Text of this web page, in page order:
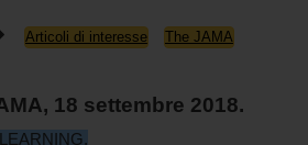
Articoli di interesse The JAMA
18 settembre 2018.